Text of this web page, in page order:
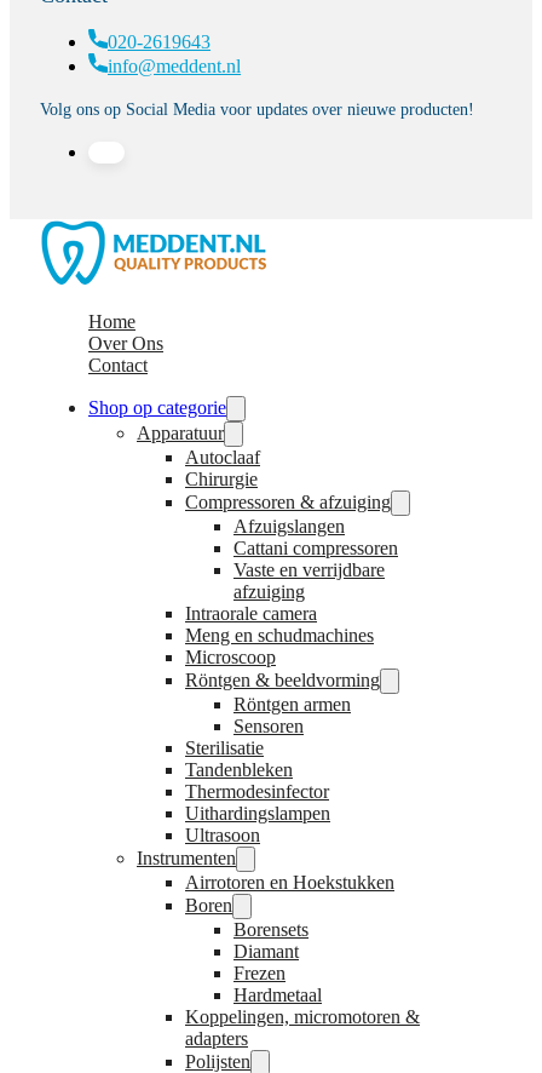
020-2619643
info@meddent.nl
Volg ons op Social Media voor updates over nieuwe producten!
Home
Over Ons
Contact
Shop op categorie
Apparatuur
Autoclaaf
Chirurgie
Compressoren & afzuiging
Afzuigslangen
Cattani compressoren
Vaste en verrijdbare
afzuiging
Intraorale camera
Meng en schudmachines
Microscoop
Röntgen & beeldvorming
Röntgen armen
Sensoren
Sterilisatie
Tandenbleken
Thermodesinfector
Uithardingslampen
Ultrasoon
Instrumenten
Airrotoren en Hoekstukken
Boren
Borensets
Diamant
Frezen
Hardmetaal
Koppelingen, micromotoren &
adapters
Polijsten